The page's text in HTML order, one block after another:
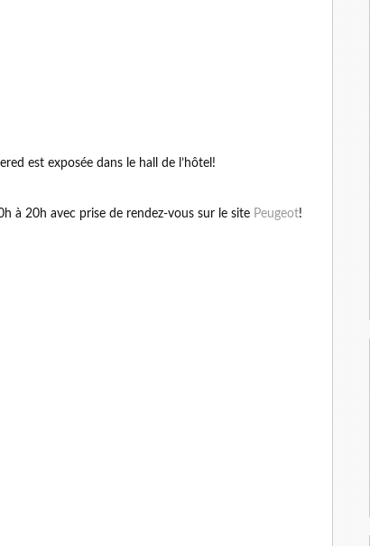
est exposée dans le hall de l’hôtel!
à 20h avec prise de rendez-vous sur le site Peugeot!